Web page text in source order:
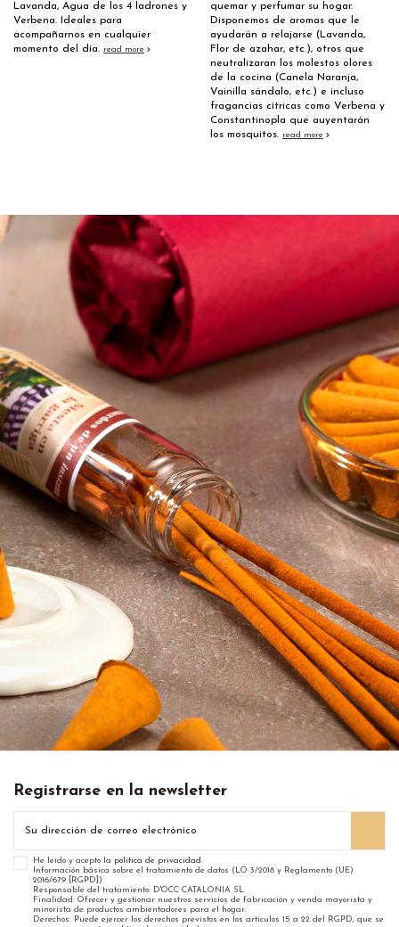
Lavanda, Agua de los 4 ladrones y
Verbena. Ideales para
acompañarnos en cualquier
momento del día. read more
quemar y perfumar su hogar.
Disponemos de aromas que le
ayudarán a relajarse (Lavanda,
Flor de azahar, etc.), otros que
neutralizaran los molestos olores
de la cocina (Canela Naranja,
Vainilla sándalo, etc.) e incluso
fragancias cítricas como Verbena y
Constantinopla que auyentarán
los mosquitos. read more
Registrarse en la newsletter
He leído y acepto la política de privacidad .
Información básica sobre el tratamiento de datos (LO 3/2018 y Reglamento (UE)
2016/679 [RGPD])
Responsable del tratamiento: D'OCC CATALONIA SL
Finalidad: Ofrecer y gestionar nuestros servicios de fabricación y venda mayorista y
minorista de productos ambientadores para el hogar.
Derechos: Puede ejercer los derechos previstos en los artículos 15 a 22 del RGPD, que se